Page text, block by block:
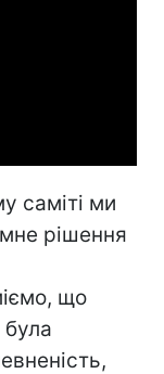
саміті ми
рішення
що